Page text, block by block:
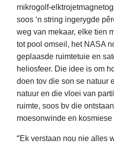
mikrogolf-
soos ‘n string ingerygde
weg van mekaar, elke tien
tot pool omseil, het NASA
geplaasde ruimtetuie en
heliosfeer. Die idee is om
doen tov die son se natuur
natuur en die vloei van
ruimte, soos bv die
moesonwinde en kosmiese
“Ek verstaan nou nie alles